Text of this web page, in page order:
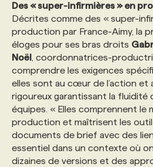
Des « super-infirmières » en
Décrites comme des « super-
production par France-Aimy, la
éloges pour ses bras droits
Noël, coordonnatrices-
comprendre les exigences
elles sont au cœur de l’action et
rigoureux garantissant la fluidité
équipes. « Elles comprennent le
production et maîtrisent les
documents de brief avec des
essentiel dans un contexte où
dizaines de versions et des